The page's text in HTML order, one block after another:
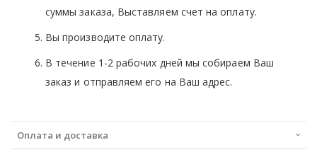
суммы заказа, Выставляем счет на оплату.
Вы производите оплату.
В течение 1-2 рабочих дней мы собираем Ваш
заказ и отправляем его на Ваш адрес.
Оплата и доставка